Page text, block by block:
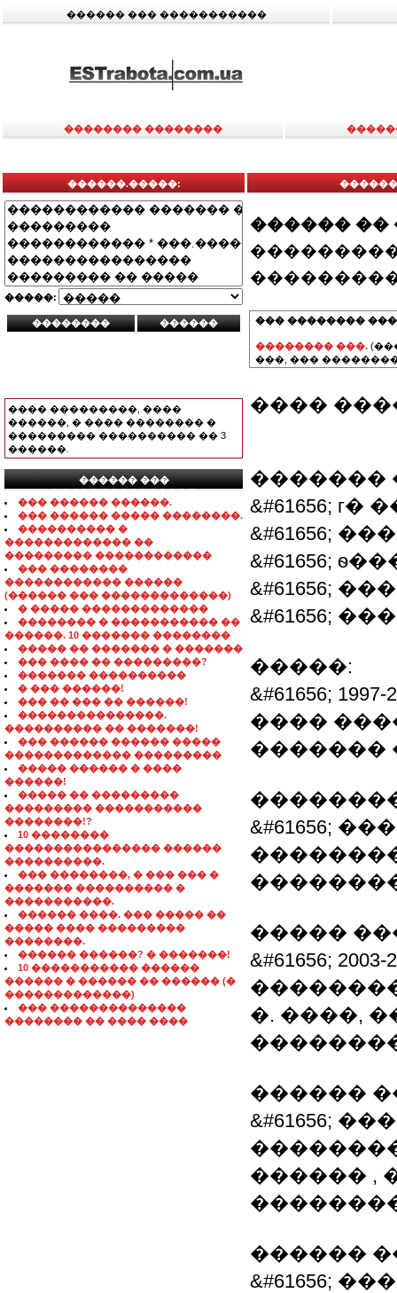
������ ��� �����������
�������� ��������
������.�����:
�����:
���� ���������, ����
������, � ���� �������� �
��������� ���������� �� 3
������.
������ ���
���������������
��� ������ ������.
��� ������ ����� ��������.
���������� �
������������� ��
��������� ������������
��� ��������
������������ ������
(������ ��� �������������)
� ����� �������������
�������� � ����������� ��
������. 10 ������� ��������
����� �� ������� � �������
��� ���� �� ���������?
������� ����������
� ��� ������!
��� �� ��� �� ������!
���������������.
���������� �� �������!
��� ������ ������ �����
������������� ���������
����� ������ � ����
������!
����� �� ���������
��������� �����������
��������!?
10 ��������
���������������� ������
����������.
��� ��������, � ��� ��� �
������� ���������� �
�����������.
������ ����. ��� ����� ��
����� ���� ���������
��������.
������ ������? � �������!
10 ����������� ������
������ � ������ �� ������ (�
�������������)
��� ��������������
�������� �� ���� ����
������ ��
��� ��������
�������� ���.
���, ���
����
�������
&#61656;
&#61656;
&#61656;
&#61656;
&#61656; ���.:
�����:
&#61656;
����
�������
&#61656;
�����
&#61656;
�. ����,
������
&#61656;
������ ,
������
&#61656;